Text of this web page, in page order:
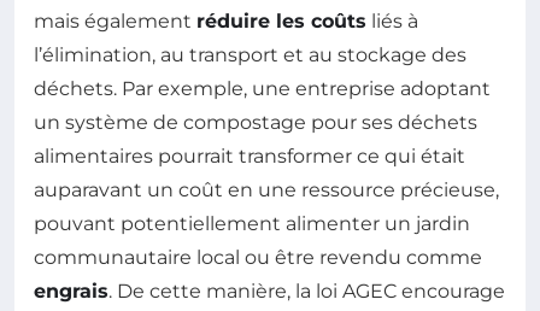
mais également réduire les coûts liés à
l’élimination, au transport et au stockage des
déchets. Par exemple, une entreprise adoptant
un système de compostage pour ses déchets
alimentaires pourrait transformer ce qui était
auparavant un coût en une ressource précieuse,
pouvant potentiellement alimenter un jardin
communautaire local ou être revendu comme
engrais. De cette manière, la loi AGEC encourage